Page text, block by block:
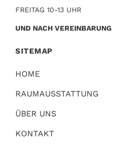
FREITAG 10-13 UHR
UND NACH VEREINBARUNG
SITEMAP
HOME
RAUMAUSSTATTUNG
ÜBER UNS
KONTAKT